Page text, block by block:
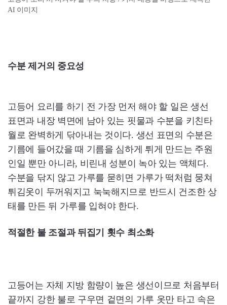
AI 이미지
수분 제거의 중요성
고등어 요리를 하기 전 가장 먼저 해야 할 일은 생선
표면과 내장 벽면에 남아 있는 핏물과 수분을 키친타
월로 완벽하게 닦아내는 것이다. 생선 표면의 수분은
기름에 들어갔을 때 기름을 심하게 튀게 만드는 주원
인일 뿐만 아니라, 비린내 성분이 녹아 있는 액체다.
수분을 닦지 않고 가루를 묻히면 가루가 떡처럼 뭉쳐
튀김옷이 두꺼워지고 눅눅해지므로 반드시 건조한 상
태를 만든 뒤 가루를 입혀야 한다.
적절한 불 조절과 뒤집기 횟수 최소화
고등어는 자체 지방 함량이 높은 생선이므로 처음부터
끝까지 강한 불로 구우면 겉면의 가루 옷만 타고 속은